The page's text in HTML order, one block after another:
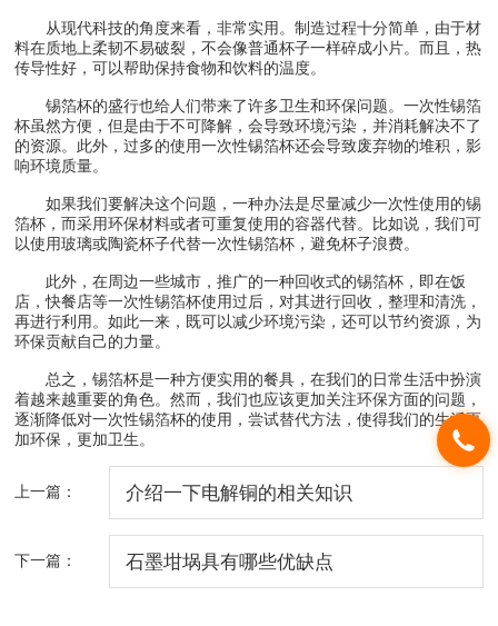
从现代科技的角度来看，非常实用。制造过程十分简单，由于材
料在质地上柔韧不易破裂，不会像普通杯子一样碎成小片。而且，热
传导性好，可以帮助保持食物和饮料的温度。
锡箔杯的盛行也给人们带来了许多卫生和环保问题。一次性锡箔
杯虽然方便，但是由于不可降解，会导致环境污染，并消耗解决不了
的资源。此外，过多的使用一次性锡箔杯还会导致废弃物的堆积，影
响环境质量。
如果我们要解决这个问题，一种办法是尽量减少一次性使用的锡
箔杯，而采用环保材料或者可重复使用的容器代替。比如说，我们可
以使用玻璃或陶瓷杯子代替一次性锡箔杯，避免杯子浪费。
此外，在周边一些城市，推广的一种回收式的锡箔杯，即在饭
店，快餐店等一次性锡箔杯使用过后，对其进行回收，整理和清洗，
再进行利用。如此一来，既可以减少环境污染，还可以节约资源，为
环保贡献自己的力量。
总之，锡箔杯是一种方便实用的餐具，在我们的日常生活中扮演
着越来越重要的角色。然而，我们也应该更加关注环保方面的问题，
逐渐降低对一次性锡箔杯的使用，尝试替代方法，使得我们的生活更
加环保，更加卫生。
上一篇： 介绍一下电解铜的相关知识
下一篇： 石墨坩埚具有哪些优缺点